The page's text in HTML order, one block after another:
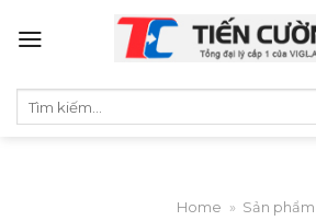
Home » Sản phẩm